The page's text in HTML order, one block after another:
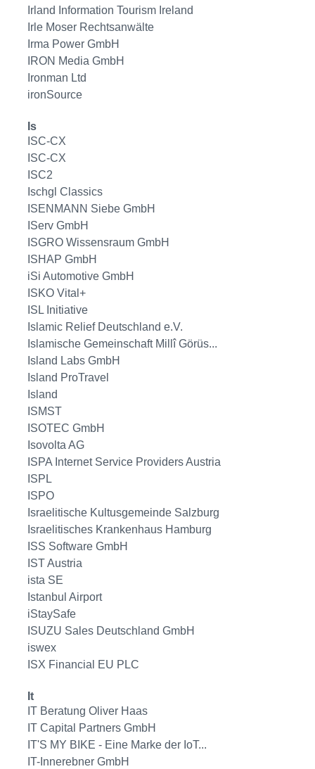
Irland Information Tourism Ireland
Irle Moser Rechtsanwälte
Irma Power GmbH
IRON Media GmbH
Ironman Ltd
ironSource
Is
ISC-CX
ISC-CX
ISC2
Ischgl Classics
ISENMANN Siebe GmbH
IServ GmbH
ISGRO Wissensraum GmbH
ISHAP GmbH
iSi Automotive GmbH
ISKO Vital+
ISL Initiative
Islamic Relief Deutschland e.V.
Islamische Gemeinschaft Millî Görüs...
Island Labs GmbH
Island ProTravel
Island
ISMST
ISOTEC GmbH
Isovolta AG
ISPA Internet Service Providers Austria
ISPL
ISPO
Israelitische Kultusgemeinde Salzburg
Israelitisches Krankenhaus Hamburg
ISS Software GmbH
IST Austria
ista SE
Istanbul Airport
iStaySafe
ISUZU Sales Deutschland GmbH
iswex
ISX Financial EU PLC
It
IT Beratung Oliver Haas
IT Capital Partners GmbH
IT'S MY BIKE - Eine Marke der IoT...
IT-Innerebner GmbH